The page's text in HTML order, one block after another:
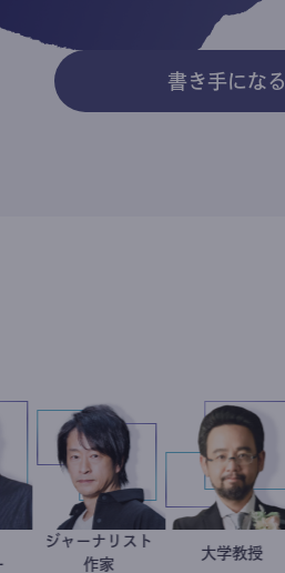
書き手になる
別所隆弘
フォト
グラファー
鈴木エイト
ジャーナリスト